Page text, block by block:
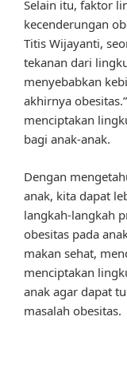
Selain itu, faktor
kecenderungan
Titis Wijayanti,
tekanan dari
menyebabkan
akhirnya
menciptakan
bagi anak-anak.
Dengan
anak, kita dapat
langkah-langkah
obesitas pada
makan sehat,
menciptakan
anak agar dapat
masalah obesitas.